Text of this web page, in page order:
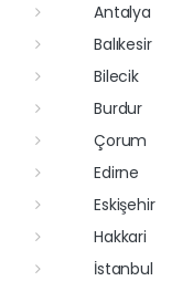
Antalya
Balıkesir
Bilecik
Burdur
Çorum
Edirne
Eskişehir
Hakkari
İstanbul